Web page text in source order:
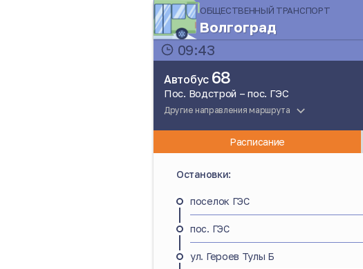
ОБЩЕСТВЕННЫЙ ТРАНСПОРТ
Волгоград
09:43
Автобус 68
Пос. Водстрой – пос. ГЭС
Другие направления маршрута
Расписание
Остановки:
поселок ГЭС
пос. ГЭС
ул. Героев Тулы Б